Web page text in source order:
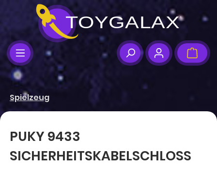
Zum Hauptinhalt springen
Spielzeug
PUKY 9433
SICHERHEITSKABELSCHLOSS